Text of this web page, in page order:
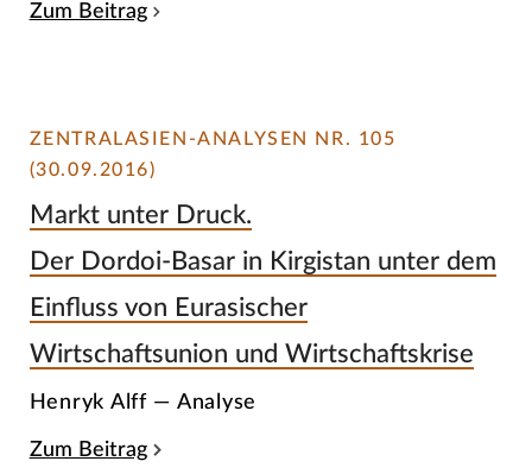
Zum Beitrag
ZENTRALASIEN-ANALYSEN NR. 105
(30.09.2016)
Markt unter Druck.
Der Dordoi-Basar in Kirgistan unter dem
Einfluss von Eurasischer
Wirtschaftsunion und Wirtschaftskrise
Henryk Alff — Analyse
Zum Beitrag